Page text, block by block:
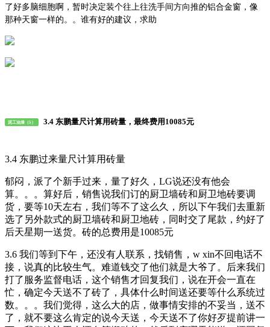
了好多脑细胞啊，暂时决定装个往上往洗手间方向推的铝合金窗，像
那种天窗一样的。。谁有好的建议，求助
泥工油漆（5） 3.4 东鹏量尺计算用砖量，最终费用10085元
3.4 东鹏过来量尺计算用砖量
郁闷，派了个新手过来，量了好久，LG说还没有他会
算。。。算好后，销售说我们订的厨卫墙砖和厨卫地砖要调
货，要等10天左右，我们等不了这么久，所以下午我们去重新
选了另外款式的厨卫墙砖和厨卫地砖，同时交了尾款，约好了
后天星期一送货。砖的总费用是10085元
3.6 我们等到下午，还没有人联系，找销售，w xin不回电话不
接，说真的比较生气。难道钱交了他们就是大爷了。后来我们
打了服务监督电话，这个销售才回复我们，说在开会一直在
忙，确定今天送不了砖了，具体什么时间送还要等什么系统过
数。。。我们觉得，这么大的店，做事情安排的不妥当，送不
了，就不要这么肯定的说今天送，今天送不了你好歹提前讲一